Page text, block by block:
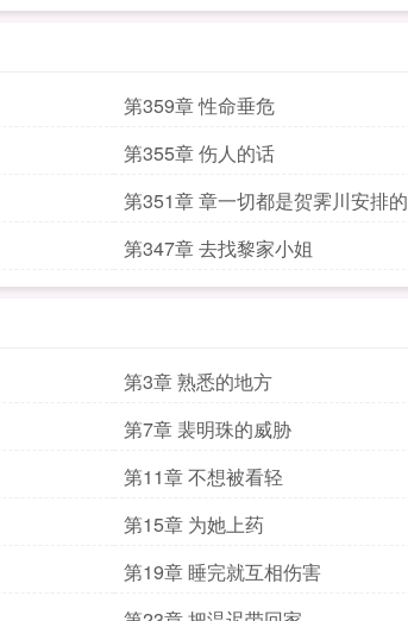
第359章 性命垂危
第355章 伤人的话
第351章 章一切都是贺霁川安排的
第347章 去找黎家小姐
第3章 熟悉的地方
第7章 裴明珠的威胁
第11章 不想被看轻
第15章 为她上药
第19章 睡完就互相伤害